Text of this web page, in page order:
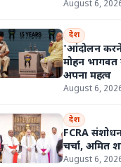
August 6,
देश
'आंदोलन करने
मोहन भागवत
अपना महत्व
August 6,
देश
FCRA
चर्चा, अमित
August 6,